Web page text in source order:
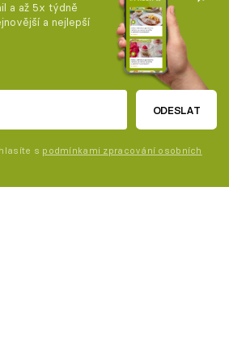
a až 5x týdně
a nejlepší
ODESLAT
s podmínkami zpracování osobních